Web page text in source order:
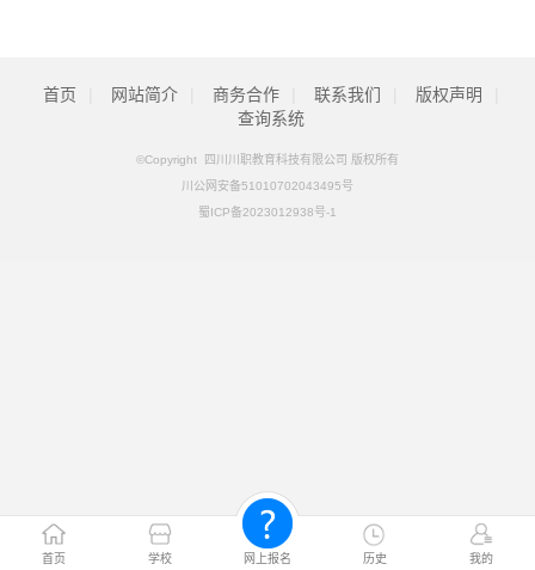
首页 学校 网上报名 历史 我的
首页 网站简介 商务合作 联系我们 版权声明
查询系统
©Copyright 四川川职教育科技有限公司 版权所有
川公网安备51010702043495号
蜀ICP备2023012938号-1